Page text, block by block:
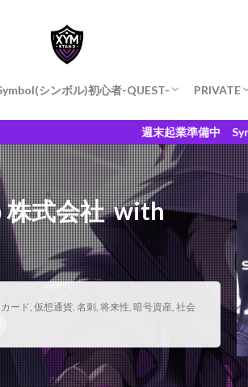
シンボル)初心者-QUEST-
Symbol QUEST
Symbol Walletの作成
Harvest(ハーベスト)
PRIVATE
私のハ
週末起業準備中 Symbol
株式会社 with
ード, 仮想通貨, 名刺, 将来性, 暗号資産, 社会